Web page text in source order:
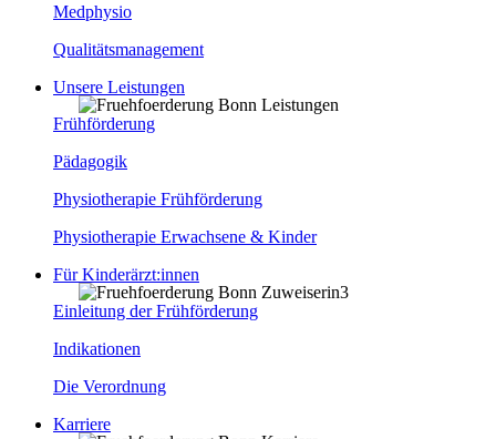
Medphysio
Qualitätsmanagement
Unsere Leistungen
Frühförderung
Pädagogik
Physiotherapie Frühförderung
Physiotherapie Erwachsene & Kinder
Für Kinderärzt:innen
Einleitung der Frühförderung
Indikationen
Die Verordnung
Karriere